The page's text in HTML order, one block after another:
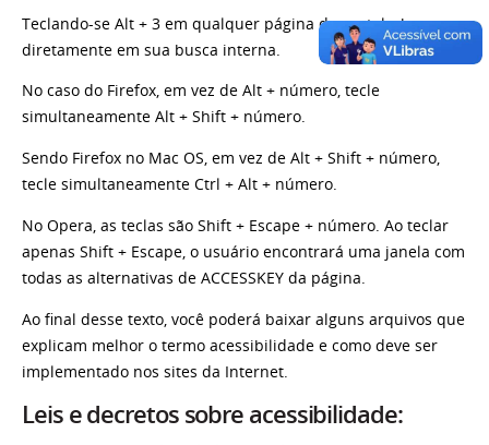
Teclando-se Alt + 3 em qualquer página do portal, chega-se
diretamente em sua busca interna.
No caso do Firefox, em vez de Alt + número, tecle
simultaneamente Alt + Shift + número.
Sendo Firefox no Mac OS, em vez de Alt + Shift + número,
tecle simultaneamente Ctrl + Alt + número.
No Opera, as teclas são Shift + Escape + número. Ao teclar
apenas Shift + Escape, o usuário encontrará uma janela com
todas as alternativas de ACCESSKEY da página.
Ao final desse texto, você poderá baixar alguns arquivos que
explicam melhor o termo acessibilidade e como deve ser
implementado nos sites da Internet.
Leis e decretos sobre acessibilidade: